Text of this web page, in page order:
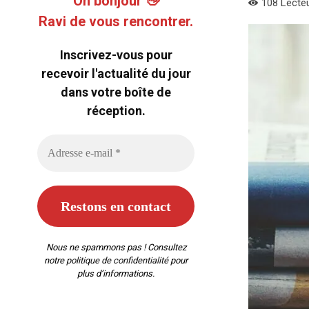
Ravi de vous rencontrer.
Inscrivez-vous pour
recevoir l'actualité du jour
dans votre boîte de
réception.
Nous ne spammons pas ! Consultez
notre politique de confidentialitépour
plus d’informations.
108